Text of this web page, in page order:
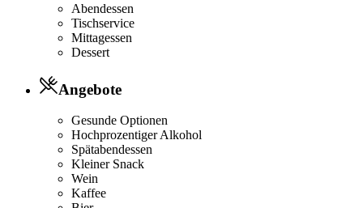
Abendessen
Tischservice
Mittagessen
Dessert
Angebote
Gesunde Optionen
Hochprozentiger Alkohol
Spätabendessen
Kleiner Snack
Wein
Kaffee